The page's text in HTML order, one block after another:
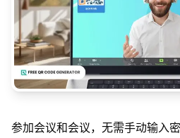
参加会议和会议，无需手动输入